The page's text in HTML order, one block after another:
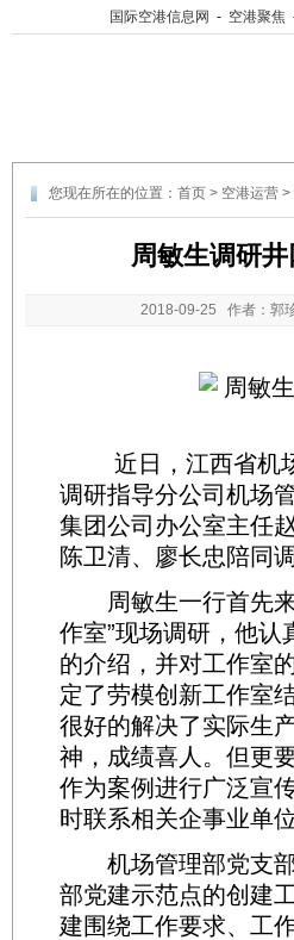
国际空港信息网 - 空港聚焦
您现在所在的位置： 首页 > 空港运营 >
周敏生调研
2018-09-25 作者：郭
近日，江西省机场
调研指导分公司机场
集团公司办公室主任
陈卫清、廖长忠陪同调
周敏生一行首先来
作室”现场调研，他
的介绍，并对工作室
定了劳模创新工作室
很好的解决了实际生
神，成绩喜人。但更
作为案例进行广泛宣
时联系相关企事业单
机场管理部党支部
部党建示范点的创建
建围绕工作要求、工